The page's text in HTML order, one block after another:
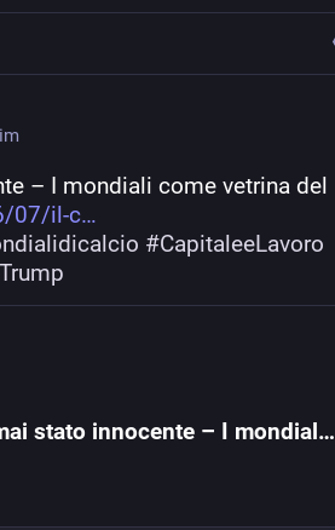
– I mondiali come vetrina del
07/il-c
#CapitaleeLavoro
Trump
Il calcio non è mai stato innocente – I mondiali come vetrina del capitale